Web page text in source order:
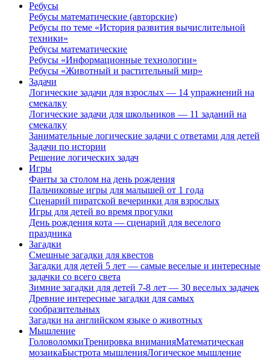
Ребусы
Ребусы математические (авторские)
Ребусы по теме «История развития вычислительной
техники»
Ребусы математические
Ребусы «Информационные технологии»
Ребусы «Животный и растительный мир»
Задачи
Логические задачи для взрослых — 14 упражнений на
смекалку
Логические задачи для школьников — 11 заданий на
смекалку
Занимательные логические задачи с ответами для детей
Задачи по истории
Решение логических задач
Игры
Фанты за столом на день рождения
Пальчиковые игры для малышей от 1 года
Сценарий пиратской вечеринки для взрослых
Игры для детей во время прогулки
День рождения кота — сценарий для веселого
праздника
Загадки
Смешные загадки для квестов
Загадки для детей 5 лет — самые веселые и интересные
задачки со всего света
Зимние загадки для детей 7-8 лет — 30 веселых задачек
Древние интересные загадки для самых
сообразительных
Загадки на английском языке о животных
Мышление
ГоловоломкиТренировка вниманияМатематическая
мозаикаБыстрота мышленияЛогическое мышление